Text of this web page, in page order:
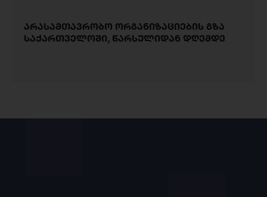
არასამთავრობო ორგანიზაციების გზა
საქართველოში, წარსულიდან დღემდე